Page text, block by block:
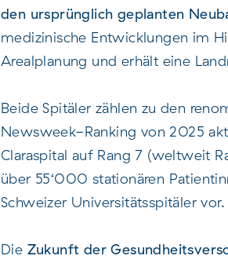
den ursprünglich geplanten
medizinische Entwicklungen im
Arealplanung und erhält eine
Beide Spitäler zählen zu den
Newsweek-Ranking von 2025
Claraspital auf Rang 7 (weltweit
über 55‘000 stationären
Schweizer Universitätsspitäler vor.
Die Zukunft der